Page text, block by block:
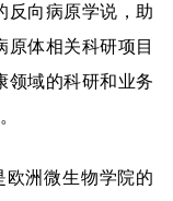
反向病原学说，助
原体相关科研项目
领域的科研和业务
欧洲微生物学院的